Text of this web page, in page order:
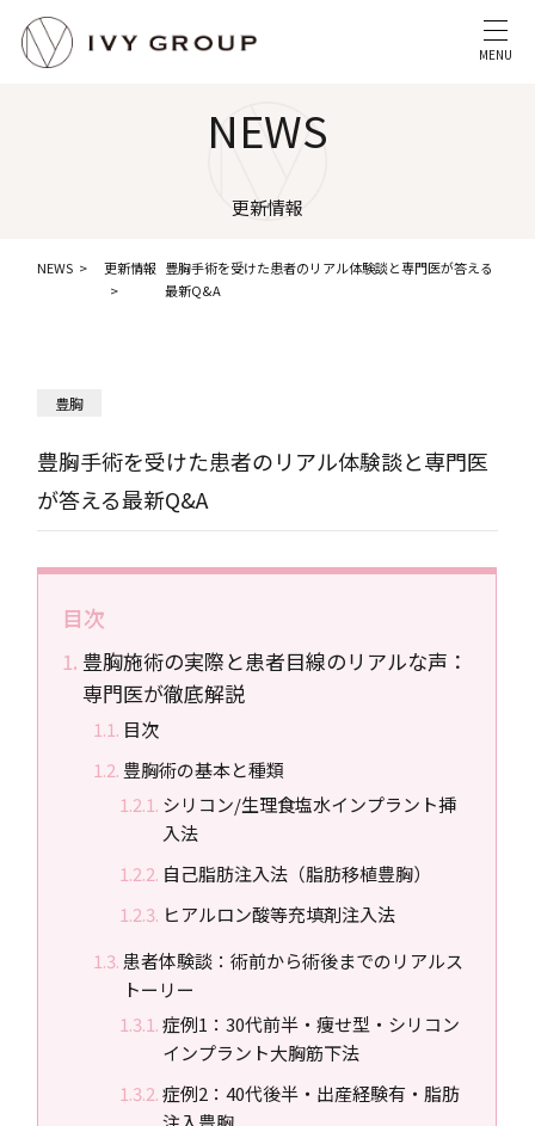
MENU
NEWS
更新情報
NEWS 更新情報 豊胸手術を受けた患者のリアル体験談と専門医が答える
最新Q&A
豊胸
豊胸手術を受けた患者のリアル体験談と専門医
が答える最新Q&A
目次
豊胸施術の実際と患者目線のリアルな声：
専門医が徹底解説
目次
豊胸術の基本と種類
シリコン/生理食塩水インプラント挿
入法
自己脂肪注入法（脂肪移植豊胸）
ヒアルロン酸等充填剤注入法
患者体験談：術前から術後までのリアルス
トーリー
症例1：30代前半・痩せ型・シリコン
インプラント大胸筋下法
症例2：40代後半・出産経験有・脂肪